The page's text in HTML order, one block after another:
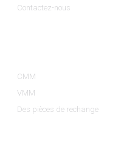
Contactez-nous
CMM
VMM
Des pièces de rechange